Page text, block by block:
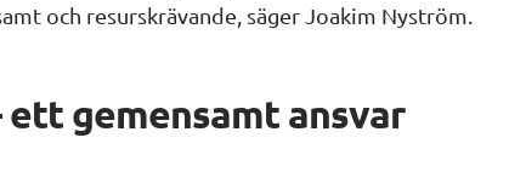
och resurskrävande, säger Joakim Nyström.
gemensamt ansvar